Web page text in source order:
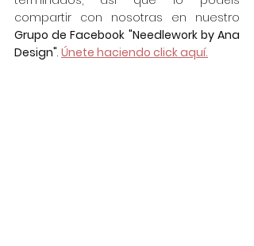
Grupo de Facebook "Needlework by Ana
Design". Únete haciendo click aquí.